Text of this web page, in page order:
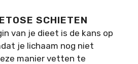
SCHIETEN
van je dieet is de kans op
je lichaam nog niet
manier vetten te